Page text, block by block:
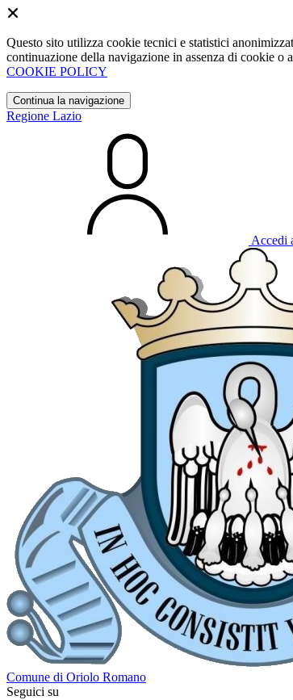
Questo sito utilizza cookie tecnici e statistici
continuazione della navigazione in assenza di cookie
COOKIE POLICY
Continua la navigazione
Regione Lazio
Accedi
Comune di Oriolo Romano
Seguici su